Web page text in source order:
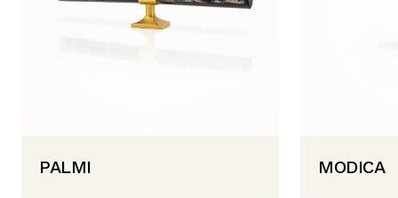
PALMI MODICA